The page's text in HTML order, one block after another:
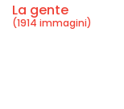
La gente
(1914 immagini)